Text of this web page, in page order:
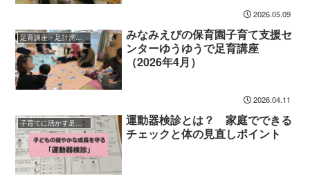
2026.05.09
足育講座・足計測会の報告
みなみえびの保育園子育て支援セ
ンターゆうゆうで足育講座
（2026年4月）
2026.04.11
運動器検診とは？ 家庭でできる
チェックと体の見直しポイント